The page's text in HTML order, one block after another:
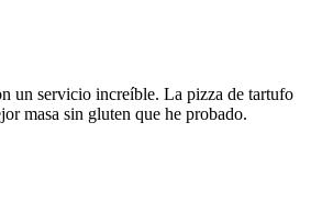
un servicio increíble. La pizza de tartufo
masa sin gluten que he probado.